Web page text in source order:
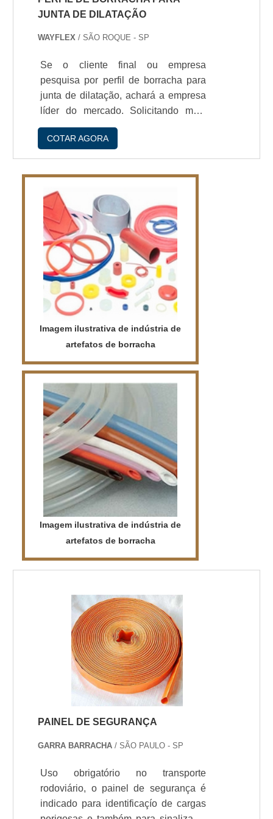
JUNTA DE DILATAÇÃO
WAYFLEX/ SÃO ROQUE - SP
Se o cliente final ou empresa
pesquisa por perfil de borracha para
junta de dilatação, achará a empresa
líder do mercado. Solicitando mais
informações na empresa mais
conceituada do mercado e
descobrindo a líder da área de
os colaboradores da WayFlex
conseguirá assertividade com alto
padrão e
durabilidade.IMPORTANTES DE
PERFIL DE BORRACHA PARA
JUNTA DE DILATAÇÃOH...
COTAR AGORA
Imagem ilustrativa de indústria de
artefatos de borracha
Imagem ilustrativa de indústria de
artefatos de borracha
PAINEL DE SEGURANÇA
GARRA BARRACHA / SÃO PAULO - SP
Uso obrigatório no transporte
rodoviário, o painel de segurança é
indicado para identificaçío de cargas